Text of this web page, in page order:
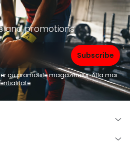
and promotions
cu promotiile magazinului. Afla mai